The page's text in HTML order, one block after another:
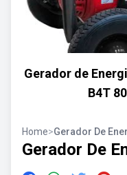
Gerador de
B4T
Home>Gerador De
Gerador De